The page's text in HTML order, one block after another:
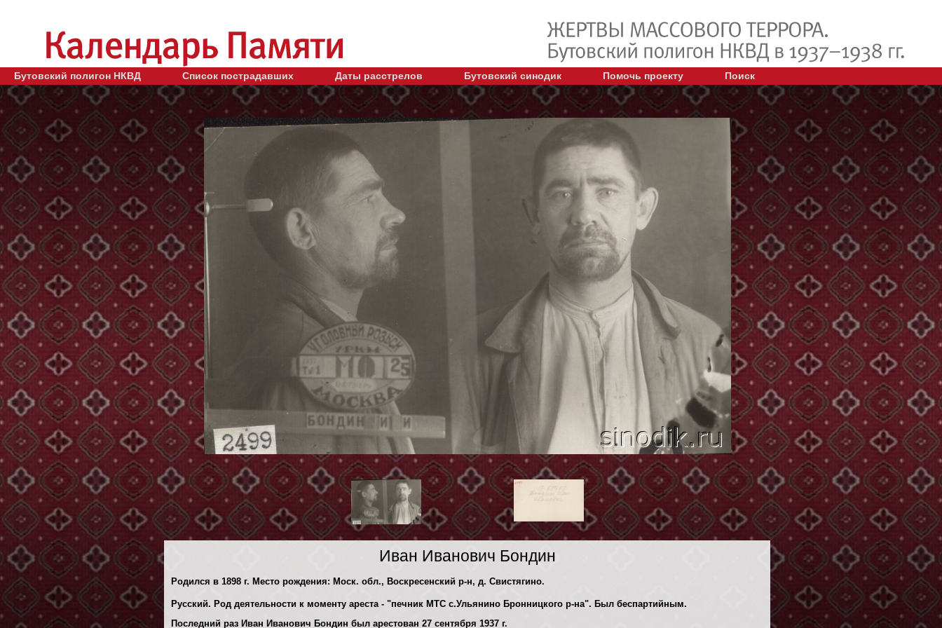
Бутовский полигон НКВД Список пострадавших Даты расстрелов Бутовский синодик Помочь проекту Поиск
Иван Иванович Бондин
Родился в 1898 г. Место рождения: Моск. обл., Воскресенский р-н, д. Свистягино.
Русский. Род деятельности к моменту ареста - "печник МТС с.Ульянино Бронницкого р-на". Был беспартийным.
Последний раз Иван Иванович Бондин был арестован 27 сентября 1937 г.